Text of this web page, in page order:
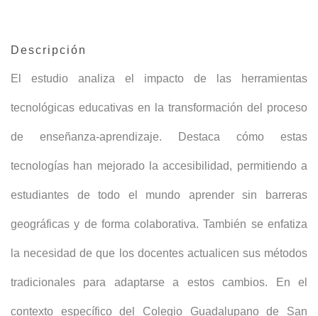
Descripción
El estudio analiza el impacto de las herramientas
tecnológicas educativas en la transformación del proceso
de enseñanza-aprendizaje. Destaca cómo estas
tecnologías han mejorado la accesibilidad, permitiendo a
estudiantes de todo el mundo aprender sin barreras
geográficas y de forma colaborativa. También se enfatiza
la necesidad de que los docentes actualicen sus métodos
tradicionales para adaptarse a estos cambios. En el
contexto específico del Colegio Guadalupano de San